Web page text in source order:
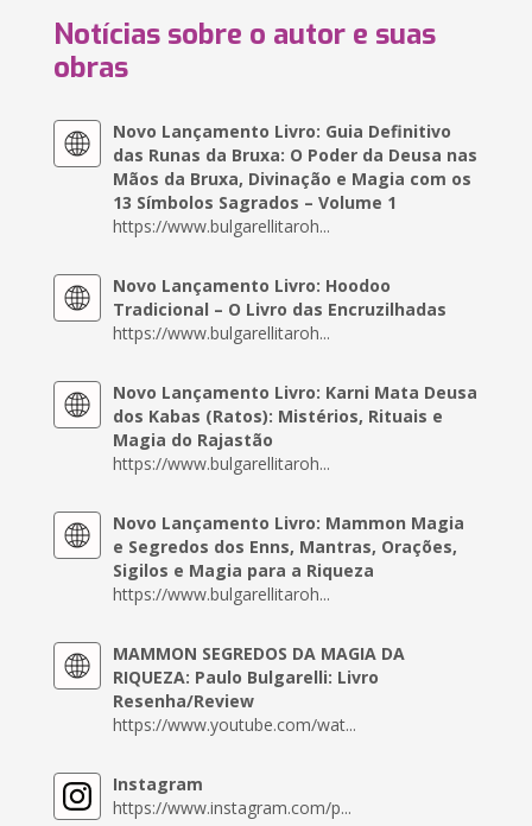
Notícias sobre o autor e suas
obras
Novo Lançamento Livro: Guia Definitivo
das Runas da Bruxa: O Poder da Deusa nas
Mãos da Bruxa, Divinação e Magia com os
13 Símbolos Sagrados – Volume 1
https://www.bulgarellitaroh...
Novo Lançamento Livro: Hoodoo
Tradicional – O Livro das Encruzilhadas
https://www.bulgarellitaroh...
Novo Lançamento Livro: Karni Mata Deusa
dos Kabas (Ratos): Mistérios, Rituais e
Magia do Rajastão
https://www.bulgarellitaroh...
Novo Lançamento Livro: Mammon Magia
e Segredos dos Enns, Mantras, Orações,
Sigilos e Magia para a Riqueza
https://www.bulgarellitaroh...
MAMMON SEGREDOS DA MAGIA DA
RIQUEZA: Paulo Bulgarelli: Livro
Resenha/Review
https://www.youtube.com/wat...
Instagram
https://www.instagram.com/p...